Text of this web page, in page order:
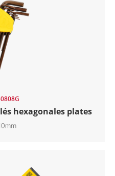
hexagonales plates